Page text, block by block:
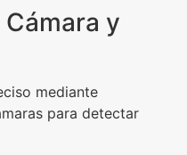
y
mediante
para detectar